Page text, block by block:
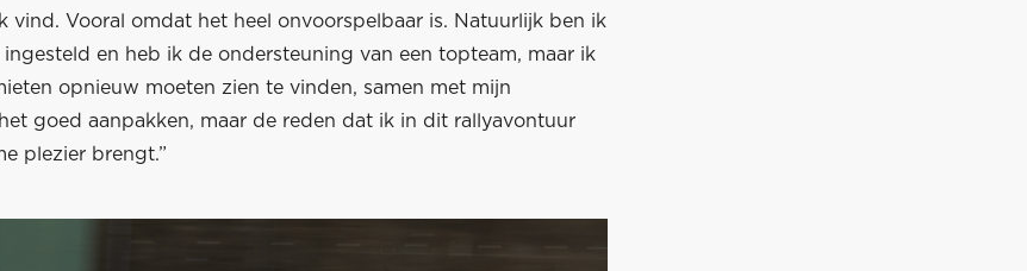
vind. Vooral omdat het heel onvoorspelbaar is. Natuurlijk ben ik
en heb ik de ondersteuning van een topteam, maar ik
opnieuw moeten zien te vinden, samen met mijn
goed aanpakken, maar de reden dat ik in dit rallyavontuur
plezier brengt.”